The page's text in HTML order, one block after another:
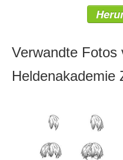
Verwandte Fotos
Heldenakademie